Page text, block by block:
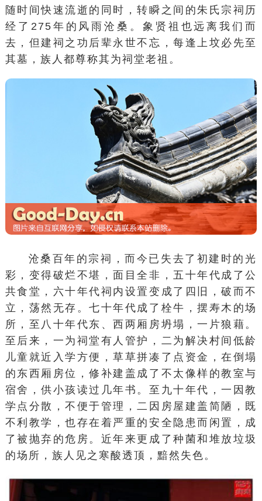
随时间快速流逝的同时，转瞬之间的朱氏宗祠历
经了275年的风雨沧桑。象贤祖也远离我们而
去，但建祠之功后辈永世不忘，每逢上坟必先至
其墓，族人都尊称其为祠堂老祖。
沧桑百年的宗祠，而今已失去了初建时的光
彩，变得破烂不堪，面目全非，五十年代成了公
共食堂，六十年代祠内设置变成了四旧，破而不
立，荡然无存。七十年代成了栓牛，摆寿木的场
所，至八十年代东、西两厢房坍塌，一片狼藉。
至后来，一为祠堂有人管护，二为解决村间低龄
儿童就近入学方便，草草拼凑了点资金，在倒塌
的东西厢房位，修补建盖成了不太像样的教室与
宿舍，供小孩读过几年书。至九十年代，一因教
学点分散，不便于管理，二因房屋建盖简陋，既
不利教学，也存在着严重的安全隐患而闲置，成
了被抛弃的危房。近年来更成了种菌和堆放垃圾
的场所，族人见之寒酸透顶，黯然失色。